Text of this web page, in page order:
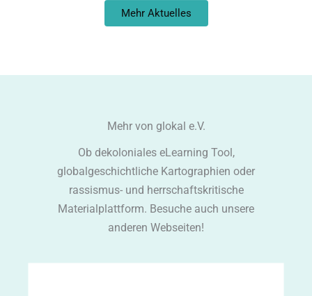
Mehr Aktuelles
Mehr von glokal e.V.
Ob dekoloniales eLearning Tool,
globalgeschichtliche Kartographien oder
rassismus- und herrschaftskritische
Materialplattform. Besuche auch unsere
anderen Webseiten!